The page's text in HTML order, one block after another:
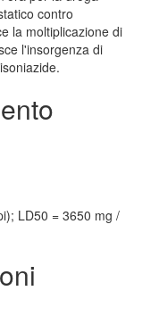
contro
la moltiplicazione di
l'insorgenza di
LD50 = 3650 mg /